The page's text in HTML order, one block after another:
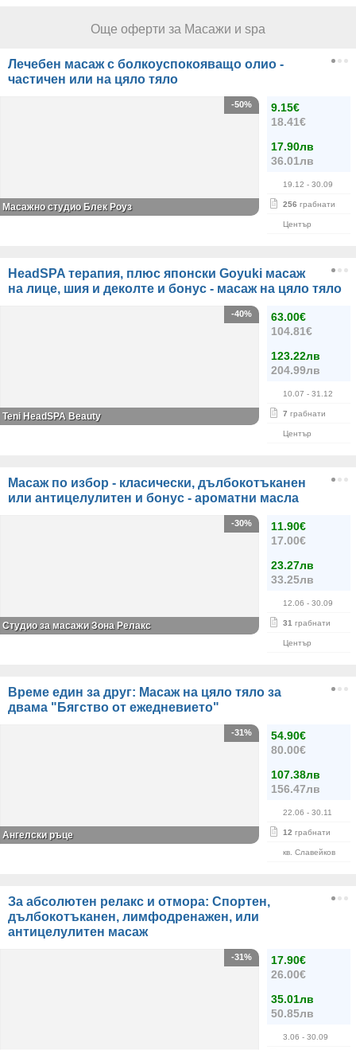
Още оферти за Масажи и spa
Лечебен масаж с болкоуспокояващо олио -
частичен или на цяло тяло
9.15€
18.41€
17.90лв
36.01лв
19.12 - 30.09
256 грабнати
Център
-50%
Масажно студио Блек Роуз
HeadSPA терапия, плюс японски Goyuki масаж
на лице, шия и деколте и бонус - масаж на цяло тяло
63.00€
104.81€
123.22лв
204.99лв
10.07 - 31.12
7 грабнати
Център
-40%
Teni HeadSPA Beauty
Масаж по избор - класически, дълбокотъканен
или антицелулитен и бонус - ароматни масла
11.90€
17.00€
23.27лв
33.25лв
12.06 - 30.09
31 грабнати
Център
-30%
Студио за масажи Зона Релакс
Време един за друг: Масаж на цяло тяло за
двама "Бягство от ежедневието"
54.90€
80.00€
107.38лв
156.47лв
22.06 - 30.11
12 грабнати
кв. Славейков
-31%
Ангелски ръце
За абсолютен релакс и отмора: Спортен,
дълбокотъканен, лимфодренажен, или
антицелулитен масаж
17.90€
26.00€
35.01лв
50.85лв
3.06 - 30.09
-31%